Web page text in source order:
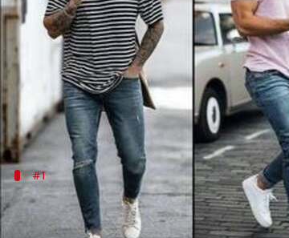
क्या है खबर?
गर्मियों में टी-शर्ट से अच्छा कोई पहनावा हो नहीं
लड़कों को तो यह इतनी पसंद हैं कि वो हर
इसलिए आज हम कुछ ऐसी टी-शर्ट के बारे में
#1
प्लेन टी-शर्ट
लड़कों की वार्डरोब में एक प्लेन टी-शर्ट जरूर